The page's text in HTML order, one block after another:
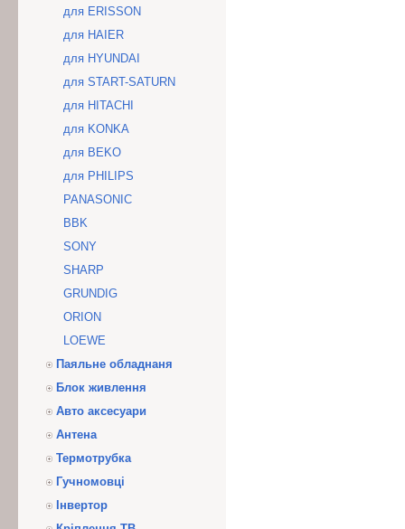
для ERISSON
для HAIER
для HYUNDAI
для START-SATURN
для HITACHI
для KONKA
для BEKO
для PHILIPS
PANASONIC
BBK
SONY
SHARP
GRUNDIG
ORION
LOEWE
Паяльне обладнаня
Блок живлення
Авто аксесуари
Антена
Термотрубка
Гучномовці
Інвертор